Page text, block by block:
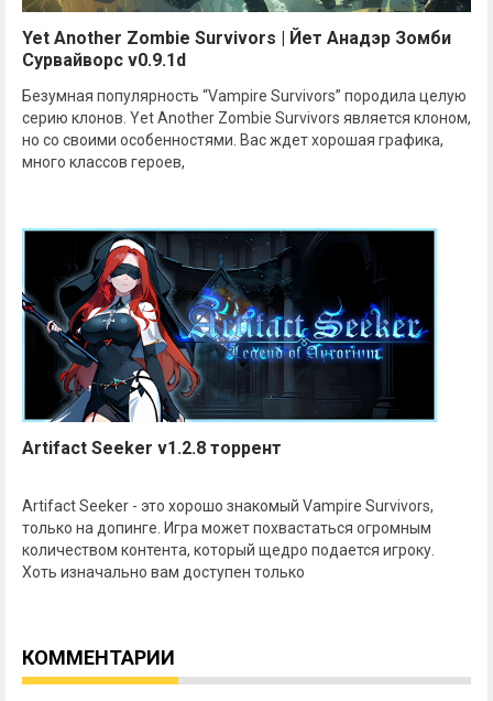
Yet Another Zombie Survivors | Йет Анадэр Зомби
Сурвайворс v0.9.1d
Безумная популярность “Vampire Survivors” породила целую
серию клонов. Yet Another Zombie Survivors является клоном,
но со своими особенностями. Вас ждет хорошая графика,
много классов героев,
Artifact Seeker v1.2.8 торрент
Artifact Seeker - это хорошо знакомый Vampire Survivors,
только на допинге. Игра может похвастаться огромным
количеством контента, который щедро подается игроку.
Хоть изначально вам доступен только
КОММЕНТАРИИ